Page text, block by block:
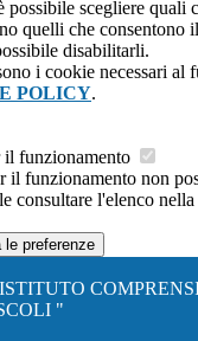
possibile scegliere quali
quelli che consentono
disabilitarli.
i cookie necessari al
POLICY.
il funzionamento
il funzionamento non
consultare l'elenco
le preferenze
ISTITUTO
"